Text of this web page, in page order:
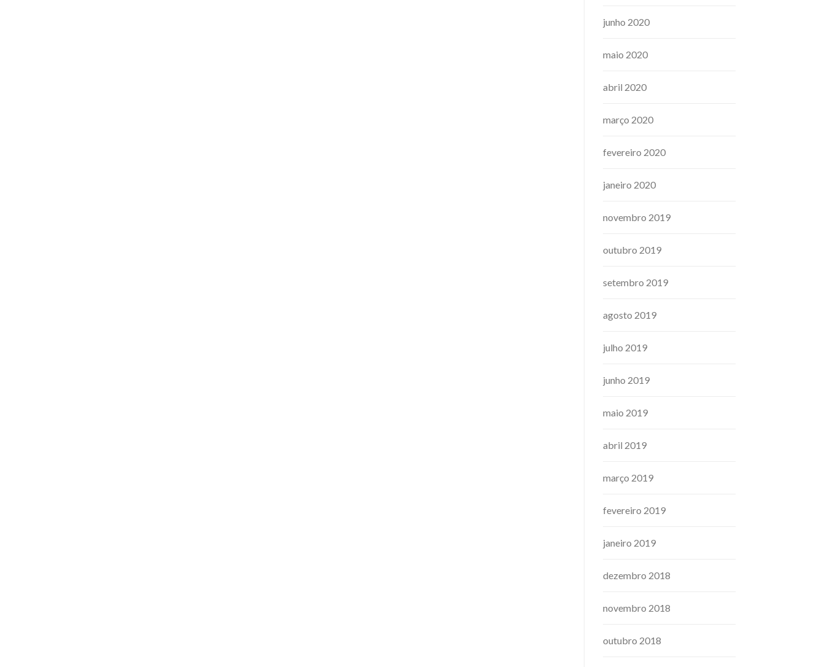
junho 2020
maio 2020
abril 2020
março 2020
fevereiro 2020
janeiro 2020
novembro 2019
outubro 2019
setembro 2019
agosto 2019
julho 2019
junho 2019
maio 2019
abril 2019
março 2019
fevereiro 2019
janeiro 2019
dezembro 2018
novembro 2018
outubro 2018